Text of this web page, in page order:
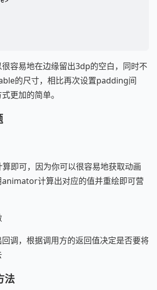
容易地在边缘留出3dp的空白，同时不
的尺寸，相比再次设置padding间
更加的简单。
即可，因为你可以很容易地获取动画
计算出对应的值并重绘即可营
调，根据调用方的返回值决定是否要将
法